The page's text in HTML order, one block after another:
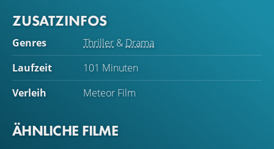
ZUSATZINFOS
Genres Thriller & Drama
Laufzeit
101 Minuten
Verleih
Meteor Film
ÄHNLICHE FILME